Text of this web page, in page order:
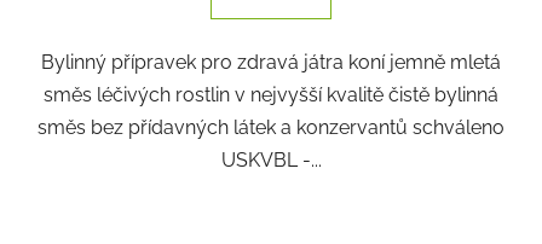
Bylinný přípravek pro zdravá játra koní jemně mletá
směs léčivých rostlin v nejvyšší kvalitě čistě bylinná
směs bez přídavných látek a konzervantů schváleno
USKVBL -...